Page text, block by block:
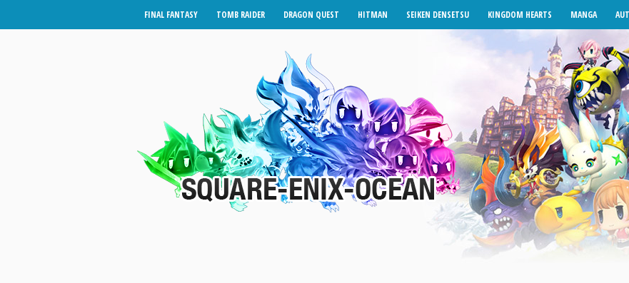
FINAL FANTASY TOMB RAIDER DRAGON QUEST HITMAN SEIKEN DENSETSU KINGDOM HEARTS MANGA